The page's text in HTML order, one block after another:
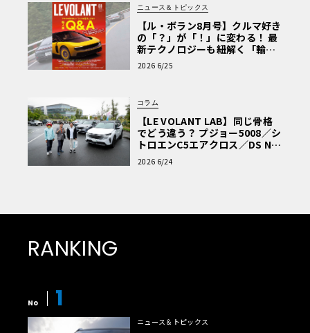
ニュース＆トピックス
【ル・ボラン8月号】クルマ好き
の「？」が「！」に変わる！ 最
新テクノロジーも紐解く「輸入
車Q&A」
2026 6/25
コラム
【LE VOLANT LAB】同じ骨格
でどう違う？ プジョー5008／シ
トロエンC5エアクロス／DS Nº4
読者一気乗りレポート
2026 6/24
RANKING
No 1
ニュース＆トピックス